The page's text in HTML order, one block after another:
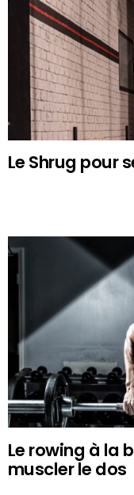
Le Shrug pour
Le rowing à la
muscler le dos